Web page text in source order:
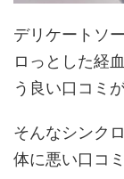
デリケートソ
ロっとした経
う良い口コミ
そんなシンク
体に悪い口コ